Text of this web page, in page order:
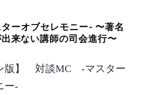
ーオブセレモニー- 〜著名
来ない講師の司会進行〜
版】 対談MC -マスター
ー-